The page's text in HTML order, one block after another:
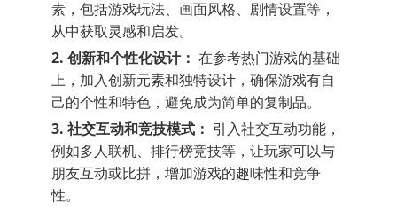
素，包括游戏玩法、画面风格、剧情设置等，
从中获取灵感和启发。
2. 创新和个性化设计： 在参考热门游戏的基础
上，加入创新元素和独特设计，确保游戏有自
己的个性和特色，避免成为简单的复制品。
3. 社交互动和竞技模式： 引入社交互动功能，
例如多人联机、排行榜竞技等，让玩家可以与
朋友互动或比拼，增加游戏的趣味性和竞争
性。